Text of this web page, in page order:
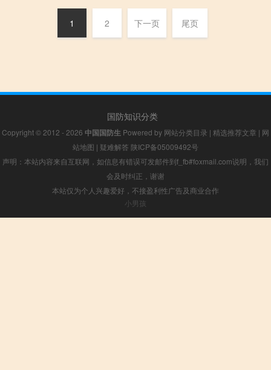
1 2 下一页 尾页
国防知识分类
Copyright © 2012 - 2026 中国国防生 Powered by 网站分类目录 | 精选推荐文章 | 网
站地图 | 疑难解答 陕ICP备05009492号
声明：本站内容来自互联网，如信息有错误可发邮件到f_fb#foxmail.com说明，我们
会及时纠正，谢谢
本站仅为个人兴趣爱好，不接盈利性广告及商业合作
小男孩